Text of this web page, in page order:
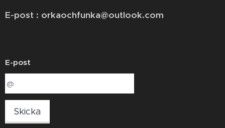
E-post : orkaochfunka@outlook.com
E-post
Skicka